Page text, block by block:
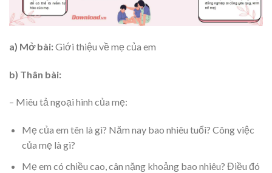
a) Mở bài:Giới thiệu về mẹ của em
b) Thân bài:
– Miêu tả ngoại hình của mẹ:
Mẹ của em tên là gì? Năm nay bao nhiêu tuổi? Công việc
của mẹ là gì?
Mẹ em có chiều cao, cân nặng khoảng bao nhiêu? Điều đó